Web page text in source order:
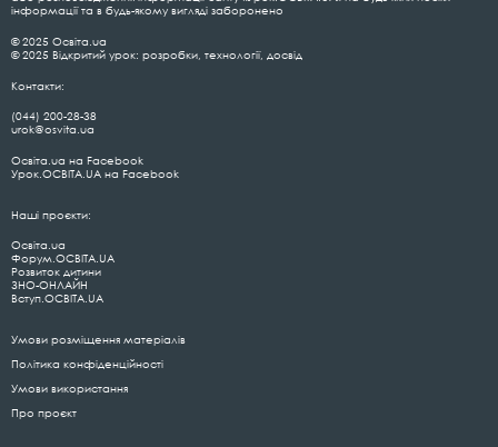
інформації та в будь-якому вигляді заборонено
© 2025 Освіта.ua
© 2025 Відкритий урок: розробки, технології, досвід
Контакти:
(044) 200-28-38
urok@osvita.ua
Освіта.ua на Facebook
Урок.ОСВІТА.UA на Facebook
Наші проєкти:
Освіта.ua
Форум.ОСВІТА.UA
Розвиток дитини
ЗНО-ОНЛАЙН
Вступ.ОСВІТА.UA
Умови розміщення матеріалів
Політика конфіденційності
Умови використання
Про проєкт